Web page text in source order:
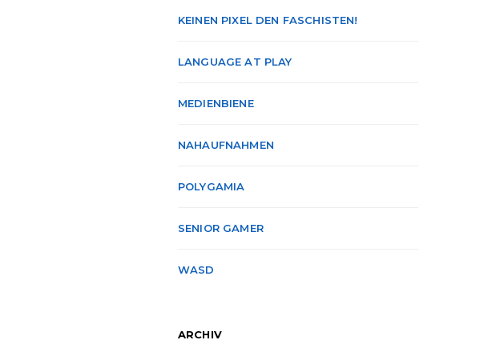
KEINEN PIXEL DEN FASCHISTEN!
LANGUAGE AT PLAY
MEDIENBIENE
NAHAUFNAHMEN
POLYGAMIA
SENIOR GAMER
WASD
ARCHIV